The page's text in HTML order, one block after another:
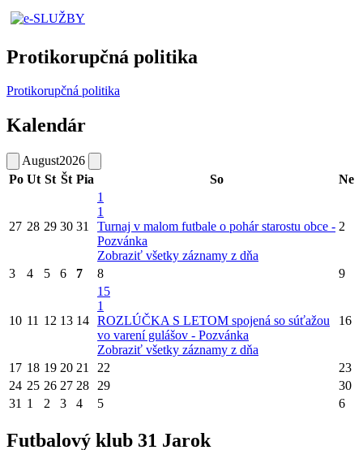
Protikorupčná politika
Protikorupčná politika
Kalendár
August2026
Po Ut St Št Pia So Ne
27 28 29 30 31
1
1
Turnaj v malom futbale o pohár starostu obce -
Pozvánka
Zobraziť všetky záznamy z dňa
2
3 4 5 6 7 8 9
10 11 12 13 14
15
1
ROZLÚČKA S LETOM spojená so súťažou
vo varení gulášov - Pozvánka
Zobraziť všetky záznamy z dňa
16
17 18 19 20 21 22
23
24 25 26 27 28 29
30
31 1 2 3 4 5 6
Futbalový klub 31 Jarok